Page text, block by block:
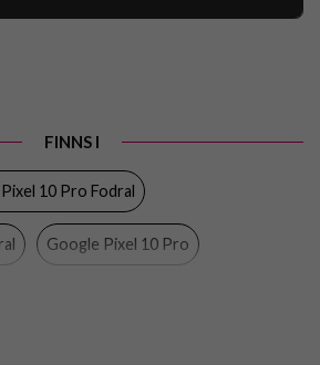
Handrem, Kortfack, Stativfunktion
Konstläder, Mjukplast (TPU)
FINNS I
10 Pro Fodral
Google Pixel 10 Pro